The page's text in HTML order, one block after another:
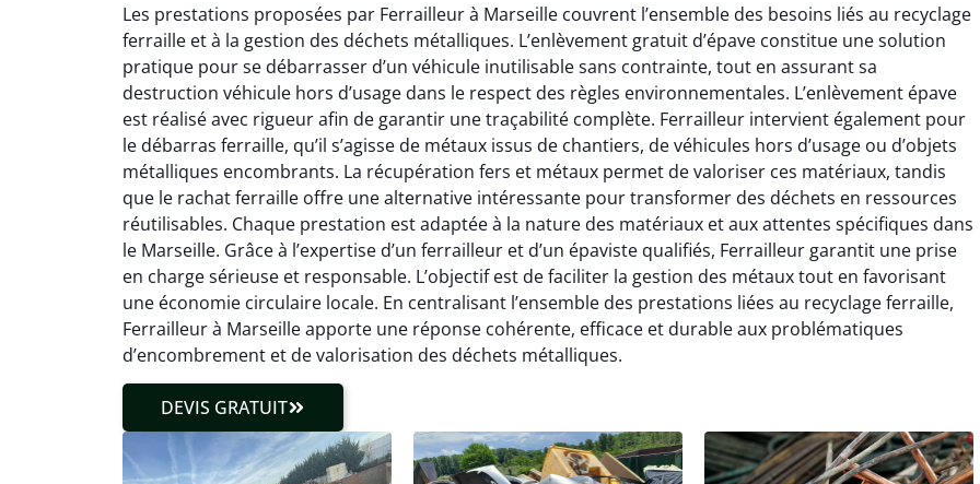
Les prestations proposées par Ferrailleur à Marseille couvrent l’ensemble des besoins liés au recyclage
ferraille et à la gestion des déchets métalliques. L’enlèvement gratuit d’épave constitue une solution
pratique pour se débarrasser d’un véhicule inutilisable sans contrainte, tout en assurant sa
destruction véhicule hors d’usage dans le respect des règles environnementales. L’enlèvement épave
est réalisé avec rigueur afin de garantir une traçabilité complète. Ferrailleur intervient également pour
le débarras ferraille, qu’il s’agisse de métaux issus de chantiers, de véhicules hors d’usage ou d’objets
métalliques encombrants. La récupération fers et métaux permet de valoriser ces matériaux, tandis
que le rachat ferraille offre une alternative intéressante pour transformer des déchets en ressources
réutilisables. Chaque prestation est adaptée à la nature des matériaux et aux attentes spécifiques dans
le Marseille. Grâce à l’expertise d’un ferrailleur et d’un épaviste qualifiés, Ferrailleur garantit une prise
en charge sérieuse et responsable. L’objectif est de faciliter la gestion des métaux tout en favorisant
une économie circulaire locale. En centralisant l’ensemble des prestations liées au recyclage ferraille,
Ferrailleur à Marseille apporte une réponse cohérente, efficace et durable aux problématiques
d’encombrement et de valorisation des déchets métalliques.
DEVIS GRATUIT